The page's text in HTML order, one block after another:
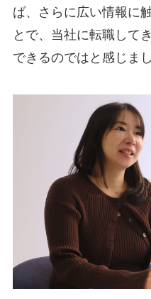
ば、さらに広い情報に
とで、当社に転職して
できるのではと感じまし